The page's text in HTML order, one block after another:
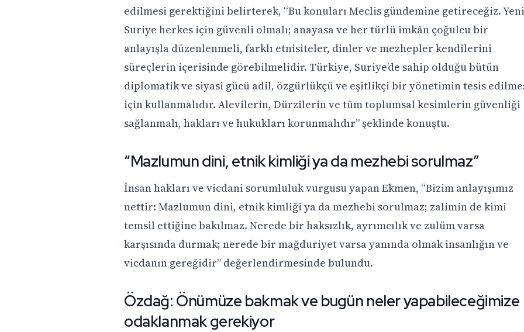
edilmesi gerektiğini belirterek, “Bu konuları Meclis gündemine getireceğiz. Yeni
Suriye herkes için güvenli olmalı; anayasa ve her türlü imkân çoğulcu bir
anlayışla düzenlenmeli, farklı etnisiteler, dinler ve mezhepler kendilerini
süreçlerin içerisinde görebilmelidir. Türkiye, Suriye’de sahip olduğu bütün
diplomatik ve siyasi gücü adil, özgürlükçü ve eşitlikçi bir yönetimin tesis
için kullanmalıdır. Alevilerin, Dürzilerin ve tüm toplumsal kesimlerin güvenliği
sağlanmalı, hakları ve hukukları korunmalıdır” şeklinde konuştu.
“Mazlumun dini, etnik kimliği ya da mezhebi sorulmaz”
İnsan hakları ve vicdani sorumluluk vurgusu yapan Ekmen, “Bizim anlayışımız
nettir: Mazlumun dini, etnik kimliği ya da mezhebi sorulmaz; zalimin de kimi
temsil ettiğine bakılmaz. Nerede bir haksızlık, ayrımcılık ve zulüm varsa
karşısında durmak; nerede bir mağduriyet varsa yanında olmak insanlığın ve
vicdanın gereğidir” değerlendirmesinde bulundu.
Özdağ: Önümüze bakmak ve bugün neler yapabileceğimize
odaklanmak gerekiyor